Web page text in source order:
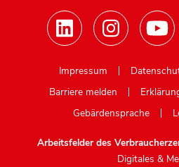
Impressum
Barriere melden
Gebärdensprache
Arbeitsfelder des
Digitales &